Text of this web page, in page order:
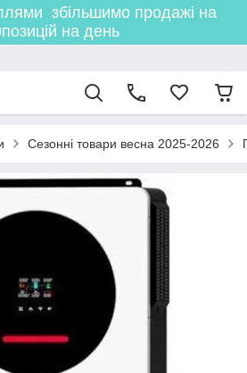
збільшимо продажі на
на день
Сезонні товари весна 2025-2026